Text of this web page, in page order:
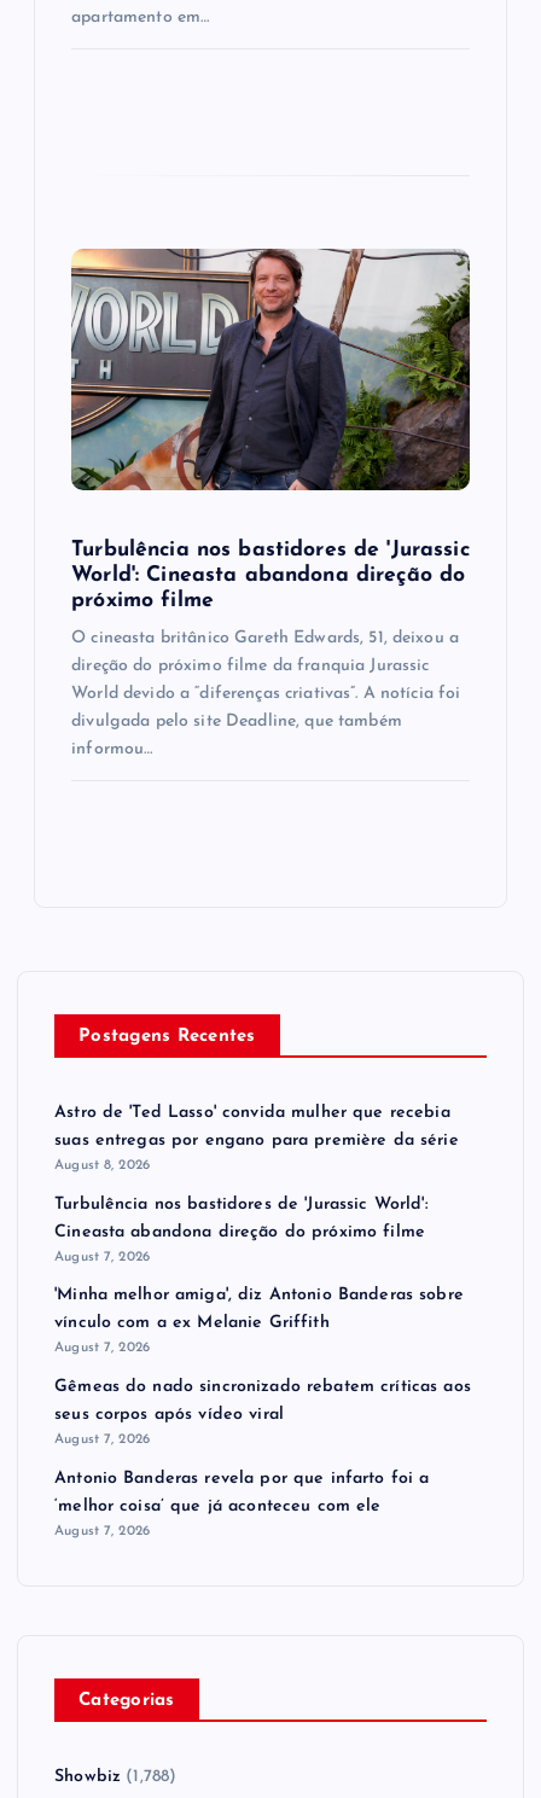
apartamento em…
Turbulência nos bastidores de 'Jurassic
World': Cineasta abandona direção do
próximo filme
O cineasta britânico Gareth Edwards, 51, deixou a
direção do próximo filme da franquia Jurassic
World devido a “diferenças criativas”. A notícia foi
divulgada pelo site Deadline, que também
informou…
Postagens Recentes
Astro de 'Ted Lasso' convida mulher que recebia
suas entregas por engano para première da série
August 8, 2026
Turbulência nos bastidores de 'Jurassic World':
Cineasta abandona direção do próximo filme
August 7, 2026
'Minha melhor amiga', diz Antonio Banderas sobre
vínculo com a ex Melanie Griffith
August 7, 2026
Gêmeas do nado sincronizado rebatem críticas ​a​os
seus corpos após vídeo viral
August 7, 2026
Antonio Banderas revela por que infarto foi a
‘melhor coisa’ que já aconteceu com ele
August 7, 2026
Categorias
Showbiz (1,788)